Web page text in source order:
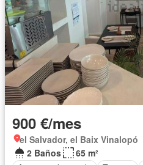
900 €/mes
el Salvador, el Baix Vinalopó
2 Baños
65 m²